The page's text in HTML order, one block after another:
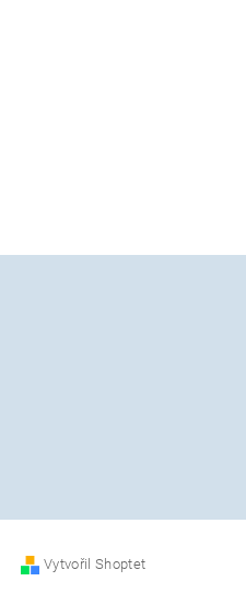
Vytvořil Shoptet